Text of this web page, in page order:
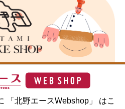
「北野エースWebshop」 はこ